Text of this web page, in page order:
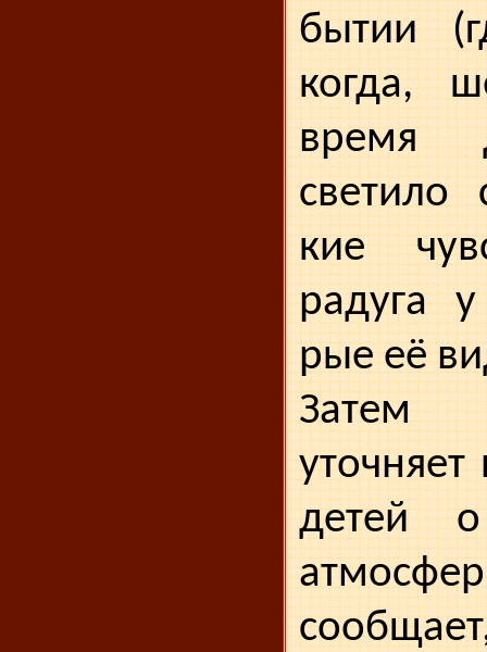
бытии
когда,
время
кие
радуга
рые её
Затем
уточняет
детей